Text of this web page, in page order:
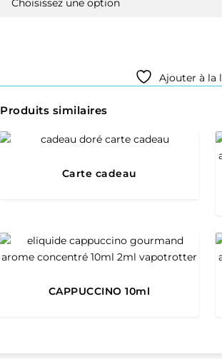
Ajouter à la
Produits similaires
Carte cadeau
CAPPUCCINO 10ml